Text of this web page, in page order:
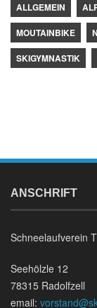
ALLGEMEIN
MOUTAINBIKE
SKIGYMNASTIK
ANSCHRIFT
Schneelaufverein
Seehölzle 12
78315 Radolfzell
email: